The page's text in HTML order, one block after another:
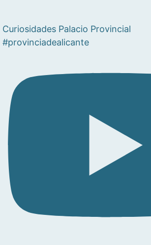
Curiosidades Palacio Provincial
#provinciadealicante